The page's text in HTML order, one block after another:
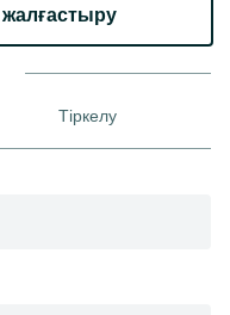
Тіркелу